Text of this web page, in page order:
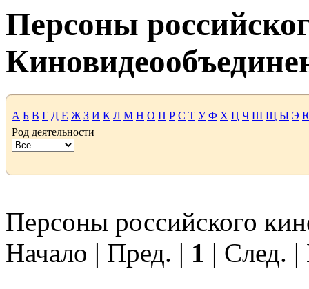
Персоны
А Б В Г Д Е Ж З И К Л М Н О П Р С Т У Ф Х Ц Ч Ш Щ Ы Э
Род деятельности
Персоны российского
Начало | Пред. | 1 | След.